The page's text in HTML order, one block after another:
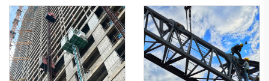
բեռնամբարի
հզորությամբ, նոր
ատամնանիվի արկղ,
ատամնանիվի շարժիչ,
աստիճանավոր
ստորին մաս
տանիք շենքի
ճակատի և վերելակի
սանդղակի համար
Ալժիրի համար